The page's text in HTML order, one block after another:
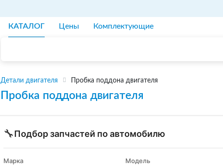
КАТАЛОГ Цены Комплектующие
Детали двигателя Пробка поддона двигателя
Пробка поддона двигателя
🔧Подбор запчастей по автомобилю
Марка Модель